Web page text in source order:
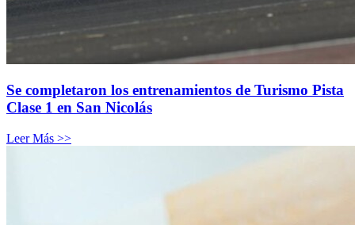
Se completaron los entrenamientos de Turismo Pista
Clase 1 en San Nicolás
Leer Más >>